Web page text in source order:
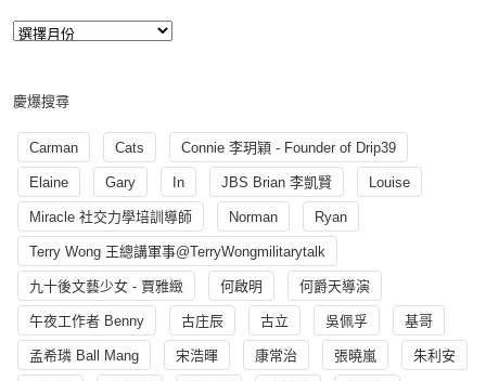
慶爆搜尋
Carman Cats Connie 李玥穎 - Founder of Drip39
Elaine Gary In JBS Brian 李凱賢 Louise
Miracle 社交力學培訓導師 Norman Ryan
Terry Wong 王總講軍事@TerryWongmilitarytalk
九十後文藝少女 - 賈雅緻 何啟明 何爵天導演
午夜工作者 Benny 古庄辰 古立 吳佩孚 基哥
孟希璘 Ball Mang 宋浩暉 康常治 張曉嵐 朱利安